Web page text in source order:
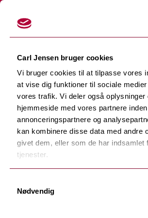
Carl Jensen bruger cookies
Vi bruger cookies til at tilpasse vores
at vise dig funktioner til sociale
vores trafik. Vi deler også oplysninger
hjemmeside med vores partnere
annonceringspartnere og
kan kombinere disse data med andre
givet dem, eller som de har indsamlet
tjenester.
Nødvendig
Skærefolier
Tilbage
Dekorationsfolier
Tilbage
Støbte dekorationsfolier
Monomere dekorationsfolie